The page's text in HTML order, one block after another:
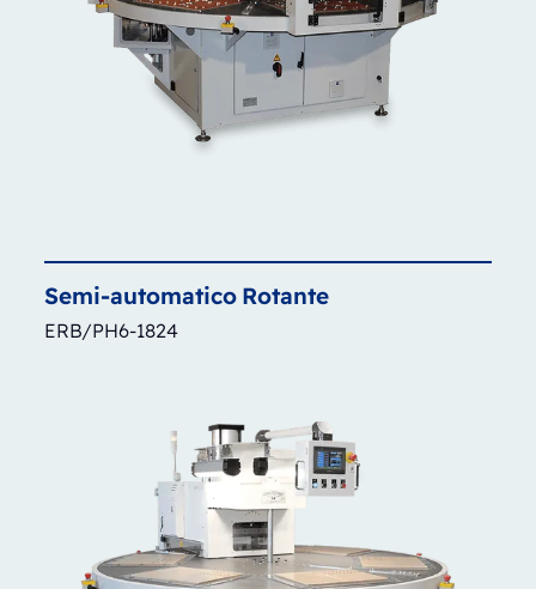
Semi-automatico Rotante
ERB/PH6-1824